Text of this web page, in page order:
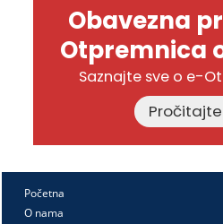
Obavezna
Otpremnica
Saznajte sve o e-
Početna
O nama